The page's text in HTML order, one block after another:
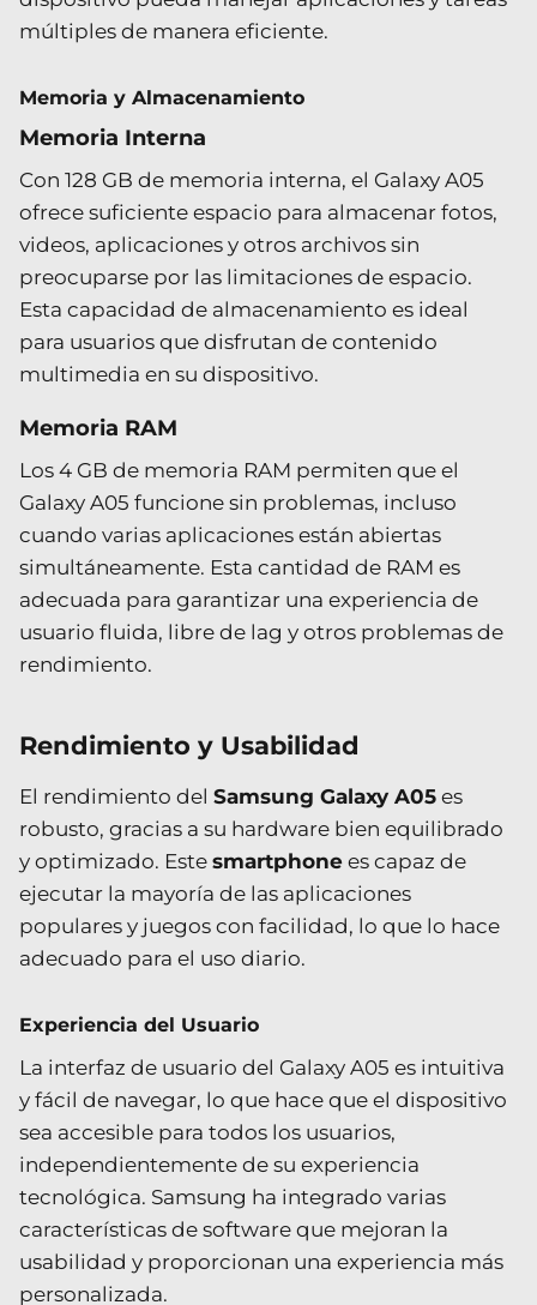
múltiples de manera eficiente.
Memoria y Almacenamiento
Memoria Interna
Con 128 GB de memoria interna, el Galaxy A05
ofrece suficiente espacio para almacenar fotos,
videos, aplicaciones y otros archivos sin
preocuparse por las limitaciones de espacio.
Esta capacidad de almacenamiento es ideal
para usuarios que disfrutan de contenido
multimedia en su dispositivo.
Memoria RAM
Los 4 GB de memoria RAM permiten que el
Galaxy A05 funcione sin problemas, incluso
cuando varias aplicaciones están abiertas
simultáneamente. Esta cantidad de RAM es
adecuada para garantizar una experiencia de
usuario fluida, libre de lag y otros problemas de
rendimiento.
Rendimiento y Usabilidad
El rendimiento del Samsung Galaxy A05 es
robusto, gracias a su hardware bien equilibrado
y optimizado. Este smartphone es capaz de
ejecutar la mayoría de las aplicaciones
populares y juegos con facilidad, lo que lo hace
adecuado para el uso diario.
Experiencia del Usuario
La interfaz de usuario del Galaxy A05 es intuitiva
y fácil de navegar, lo que hace que el dispositivo
sea accesible para todos los usuarios,
independientemente de su experiencia
tecnológica. Samsung ha integrado varias
características de software que mejoran la
usabilidad y proporcionan una experiencia más
personalizada.